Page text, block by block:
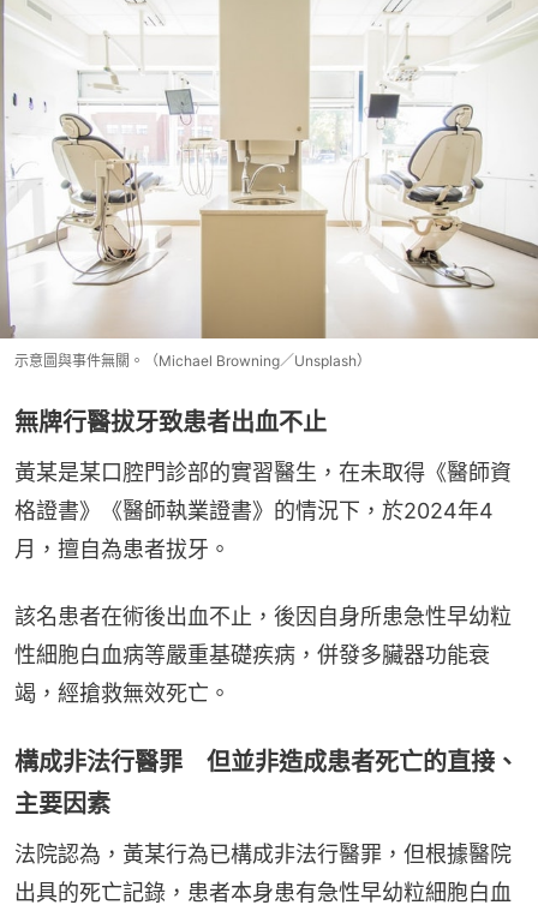
示意圖與事件無關。（Michael Browning／Unsplash）
無牌行醫拔牙致患者出血不止
黃某是某口腔門診部的實習醫生，在未取得《醫師資
格證書》《醫師執業證書》的情況下，於2024年4
月，擅自為患者拔牙。
該名患者在術後出血不止，後因自身所患急性早幼粒
性細胞白血病等嚴重基礎疾病，併發多臟器功能衰
竭，經搶救無效死亡。
構成非法行醫罪 但並非造成患者死亡的直接、
主要因素
法院認為，黃某行為已構成非法行醫罪，但根據醫院
出具的死亡記錄，患者本身患有急性早幼粒細胞白血